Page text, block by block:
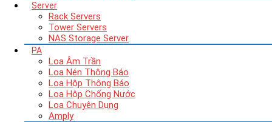
Server
Rack Servers
Tower Servers
NAS Storage Server
PA
Loa Âm Trần
Loa Nén Thông Báo
Loa Hộp Thông Báo
Loa Hộp Chống Nước
Loa Chuyên Dụng
Amply